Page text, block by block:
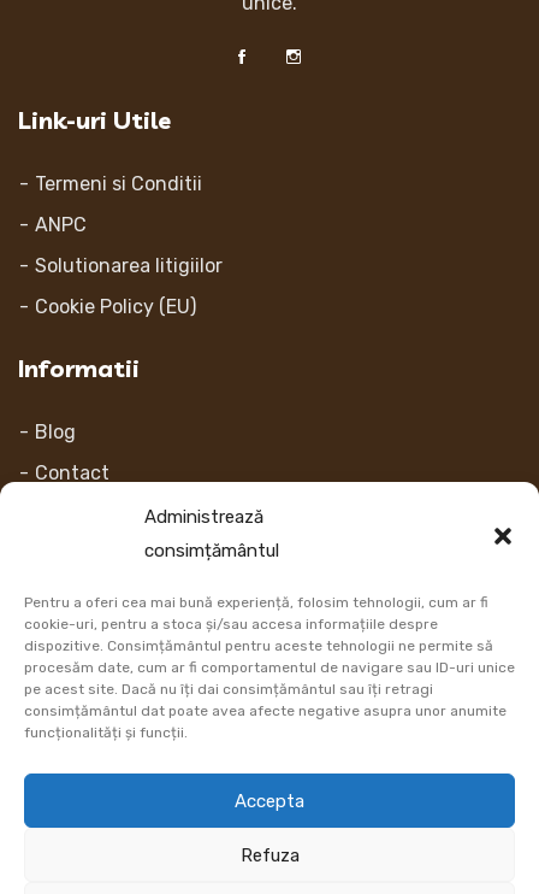
Administrează
consimțământul
Pentru a oferi cea mai bună experiență, folosim tehnologii, cum ar fi
cookie-uri, pentru a stoca și/sau accesa informațiile despre
dispozitive. Consimțământul pentru aceste tehnologii ne permite să
procesăm date, cum ar fi comportamentul de navigare sau ID-uri unice
pe acest site. Dacă nu îți dai consimțământul sau îți retragi
consimțământul dat poate avea afecte negative asupra unor anumite
funcționalități și funcții.
Accepta
Refuza
Link-uri Utile
Termeni si Conditii
ANPC
Solutionarea litigiilor
Cookie Policy (EU)
Informatii
Blog
Contact
Link-uri
Retur
Metoda de plata